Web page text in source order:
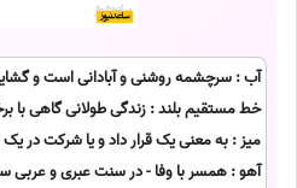
آب : سرچشمه روشنی و آبادانی است و
خط مستقیم بلند : زندگی طولانی گاهی با
میز : به معنی یک قرار داد و یا شرکت در
آهو : همسر با وفا - در سنت عبری و عربی